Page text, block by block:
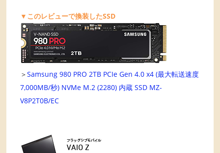
▼このレビューで換装したSSD
＞Samsung 980 PRO 2TB PCIe Gen 4.0 x4 (最大転送速度
7,000MB/秒) NVMe M.2 (2280) 内蔵 SSD MZ-
V8P2T0B/EC